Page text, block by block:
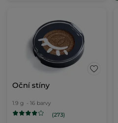
Oční stíny
1.9 g - 16 barvy
(273)